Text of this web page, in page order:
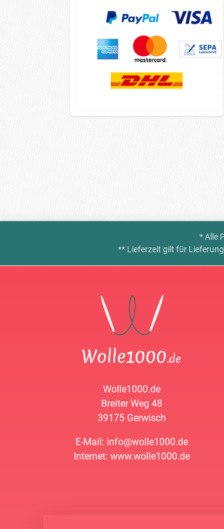
* Alle
** Lieferzeit gilt für
Wolle1000.de
Breiter Weg 48
39175 Gerwisch
E-Mail: info@wolle1000.de
Internet: www.wolle1000.de